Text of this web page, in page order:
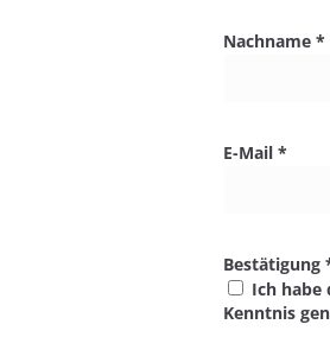
Nachname *
E-Mail *
Bestätigung
Ich habe
Kenntnis